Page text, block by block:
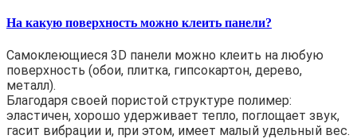
На какую поверхность можно клеить панели?
Самоклеющиеся 3D панели можно клеить на любую
поверхность (обои, плитка, гипсокартон, дерево,
металл).
Благодаря своей пористой структуре полимер:
эластичен, хорошо удерживает тепло, поглощает звук,
гасит вибрации и, при этом, имеет малый удельный вес.